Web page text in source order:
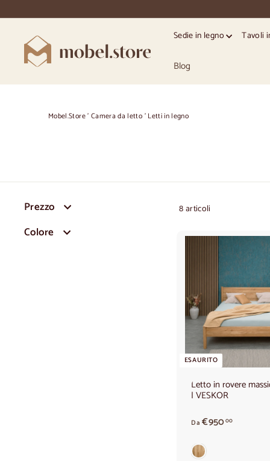
direttamente
contenuto
M
o
r
Sedie in legno Tavoli
Blog
Mobel.Store' Camera da letto ' Letti in legno
Prezzo
Colore
8 articoli
ESAURITO
Letto in rovere
| VESKOR
Da€95000A